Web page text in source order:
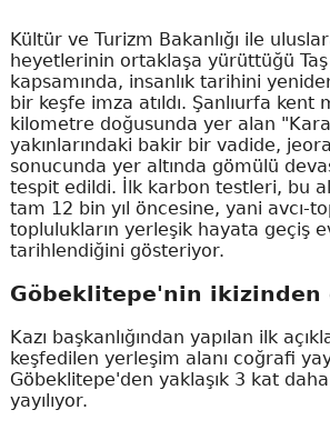
Kültür ve Turizm Bakanlığı ile
heyetlerinin ortaklaşa yürüttüğü
kapsamında, insanlık tarihini
bir keşfe imza atıldı. Şanlıurfa kent
kilometre doğusunda yer alan
yakınlarındaki bakir bir vadide,
sonucunda yer altında gömülü
tespit edildi. İlk karbon testleri, bu
tam 12 bin yıl öncesine, yani avcı-
toplulukların yerleşik hayata geçiş
tarihlendiğini gösteriyor.
Göbeklitepe'nin ikizinden
Kazı başkanlığından yapılan ilk
keşfedilen yerleşim alanı coğrafi
Göbeklitepe'den yaklaşık 3 kat
yayılıyor.